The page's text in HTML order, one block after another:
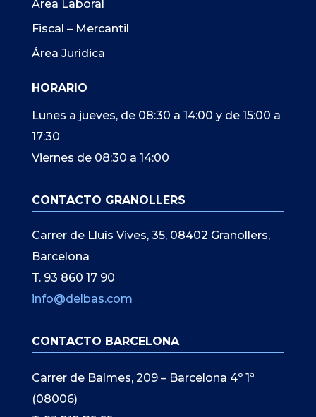
Àrea Laboral
Fiscal – Mercantil
Área Jurídica
HORARIO
Lunes a jueves, de 08:30 a 14:00 y de 15:00 a
17:30
Viernes de 08:30 a 14:00
CONTACTO GRANOLLERS
Carrer de Lluís Vives, 35, 08402 Granollers,
Barcelona
T. 93 860 17 90
info@delbas.com
CONTACTO BARCELONA
Carrer de Balmes, 209 – Barcelona 4º 1ª
(08006)